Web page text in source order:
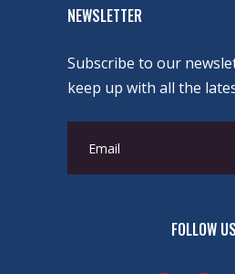
NEWSLETTER
Subscribe to our
keep up with all the
FOLLOW US